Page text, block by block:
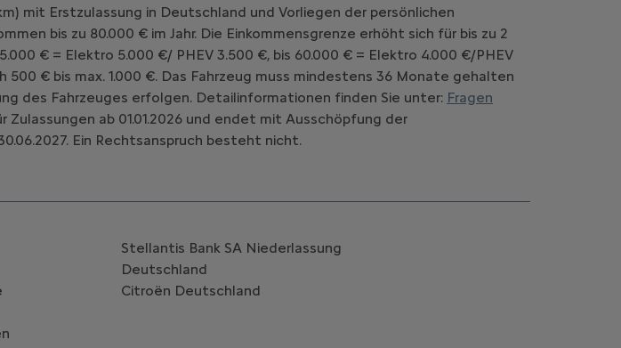
mit Erstzulassung in Deutschland und Vorliegen der persönlichen
bis zu 80.000 € im Jahr. Die Einkommensgrenze erhöht sich für bis zu 2
€ = Elektro 5.000 €/ PHEV 3.500 €, bis 60.000 € = Elektro 4.000 €/PHEV
500 € bis max. 1.000 €. Das Fahrzeug muss mindestens 36 Monate gehalten
des Fahrzeuges erfolgen. Detailinformationen finden Sie unter: Fragen
Zulassungen ab 01.01.2026 und endet mit Ausschöpfung der
Ein Rechtsanspruch besteht nicht.
Stellantis Bank SA Niederlassung
Deutschland
Citroën‎ Deutschland